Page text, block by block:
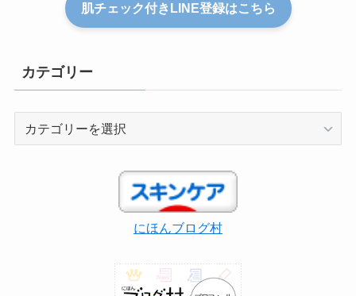
肌チェック付きLINE登録はこちら
カテゴリー
にほんブログ村